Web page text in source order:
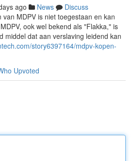
ago News
Discuss
MDPV is niet toegestaan en kan
ook wel bekend als "Flakka," is
middel dat aan verslaving leidend kan
story6397164/mdpv-kopen-
Upvoted